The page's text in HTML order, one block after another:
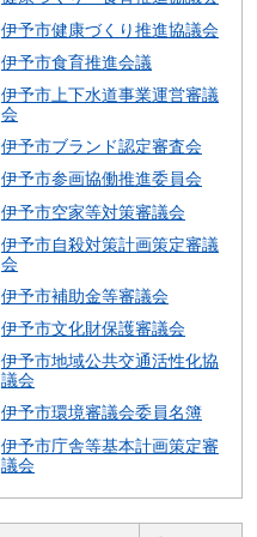
伊予市健康づくり推進協議会
伊予市食育推進会議
伊予市上下水道事業運営審議
会
伊予市ブランド認定審査会
伊予市参画協働推進委員会
伊予市空家等対策審議会
伊予市自殺対策計画策定審議
会
伊予市補助金等審議会
伊予市文化財保護審議会
伊予市地域公共交通活性化協
議会
伊予市環境審議会委員名簿
伊予市庁舎等基本計画策定審
議会